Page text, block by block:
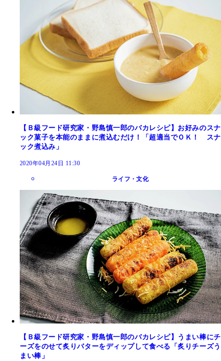
【Ｂ級フード研究家・野島慎一郎のバカレシピ】お好みのスナ
ック菓子を本能のままに煮込むだけ！「超適当でＯＫ！ スナ
ック煮込み」
2020年04月24日 11:30
ライフ・文化
【Ｂ級フード研究家・野島慎一郎のバカレシピ】うまい棒にチ
ーズをのせて炙りバターをディップして食べる「炙りチーズう
まい棒」